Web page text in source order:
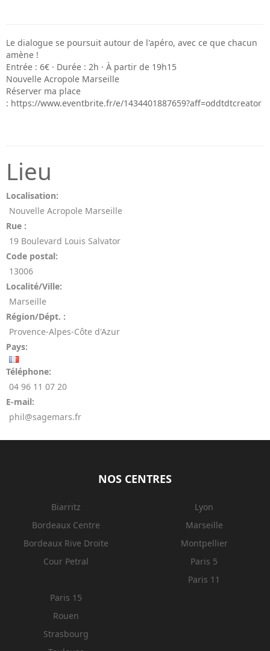
Le dialogue se poursuit autour de l'apéro, avec ce que chacun
amène !
Entrée : 6€ · Durée : 2h · À partir de 19h15
Nouvelle Acropole Marseille
Réserver ma place
: https://www.eventbrite.fr/e/1434401887659?aff=oddtdtcreator
Lieu
Localisation:
Nouvelle Acropole Marseille
Rue :
19 Boulevard Louis Salvator
Code postal:
13006
Localité/Ville:
Marseille
Région/Dépt. :
Provence-Alpes-Côte d'Azur
Pays:
Téléphone:
04 96 11 07 20
E-mail:
phil@sagemars.fr
NOS CENTRES
Biarritz
Bordeaux Centre
Bordeaux Rive Droite
Cour Petral
Lyon
Marseille
Montpellier
Paris 5
Paris 11
Paris 15
Rouen
Strasbourg